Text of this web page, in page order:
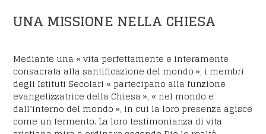
UNA MISSIONE NELLA CHIESA
Mediante una « vita perfettamente e interamente
consacrata alla santificazione del mondo », i membri
degli Istituti Secolari « partecipano alla funzione
evangelizzatrice della Chiesa », « nel mondo e
dall’interno del mondo », in cui la loro presenza agisce
come un fermento. La loro testimonianza di vita